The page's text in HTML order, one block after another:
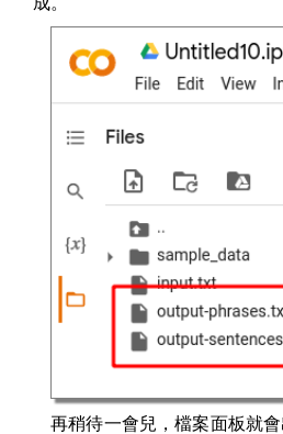
再稍待一會兒，檔案面板就